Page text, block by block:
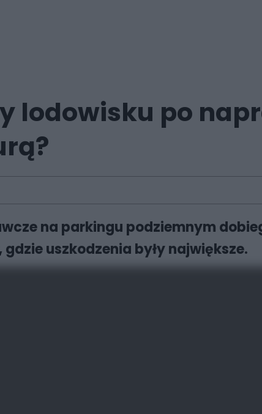
lodowisku po
na parkingu podziemnym
uszkodzenia były największe.